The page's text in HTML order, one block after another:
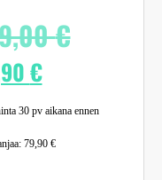
€
€
30 pv aikana ennen
79,90 €